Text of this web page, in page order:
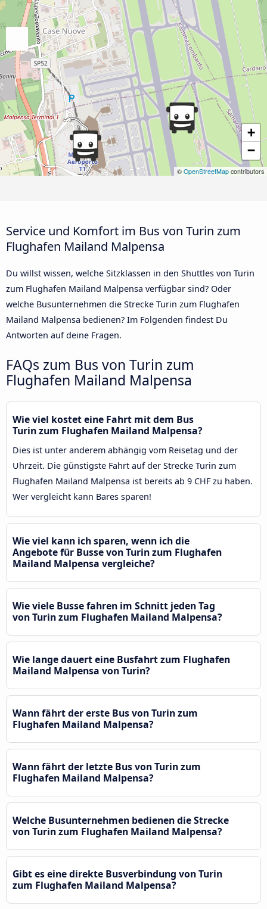
+
−
© OpenStreetMap contributors
Service und Komfort im Bus von Turin zum
Flughafen Mailand Malpensa
Du willst wissen, welche Sitzklassen in den Shuttles von Turin
zum Flughafen Mailand Malpensa verfügbar sind? Oder
welche Busunternehmen die Strecke Turin zum Flughafen
Mailand Malpensa bedienen? Im Folgenden findest Du
Antworten auf deine Fragen.
FAQs zum Bus von Turin zum
Flughafen Mailand Malpensa
Wie viel kostet eine Fahrt mit dem Bus
Turin zum Flughafen Mailand Malpensa?
Dies ist unter anderem abhängig vom Reisetag und der
Uhrzeit. Die günstigste Fahrt auf der Strecke Turin zum
Flughafen Mailand Malpensa ist bereits ab 9 CHF zu haben.
Wer vergleicht kann Bares sparen!
Wie viel kann ich sparen, wenn ich die
Angebote für Busse von Turin zum Flughafen
Mailand Malpensa vergleiche?
Wie viele Busse fahren im Schnitt jeden Tag
von Turin zum Flughafen Mailand Malpensa?
Wie lange dauert eine Busfahrt zum Flughafen
Mailand Malpensa von Turin?
Wann fährt der erste Bus von Turin zum
Flughafen Mailand Malpensa?
Wann fährt der letzte Bus von Turin zum
Flughafen Mailand Malpensa?
Welche Busunternehmen bedienen die Strecke
von Turin zum Flughafen Mailand Malpensa?
Gibt es eine direkte Busverbindung von Turin
zum Flughafen Mailand Malpensa?